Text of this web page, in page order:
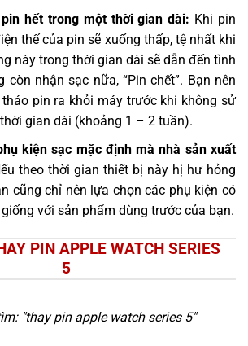
hết trong một thời gian dài: Khi pin
thế của pin sẽ xuống thấp, tệ nhất khi
này trong thời gian dài sẽ dẫn đến tình
còn nhận sạc nữa, “Pin chết”. Bạn nên
pin ra khỏi máy trước khi không sử
gian dài (khoảng 1 – 2 tuần).
kiện sạc mặc định mà nhà sản xuất
theo thời gian thiết bị này hị hư hỏng
cũng chỉ nên lựa chọn các phụ kiện có
với sản phẩm dùng trước của bạn.
PIN APPLE WATCH SERIES
5
"thay pin apple watch series 5"